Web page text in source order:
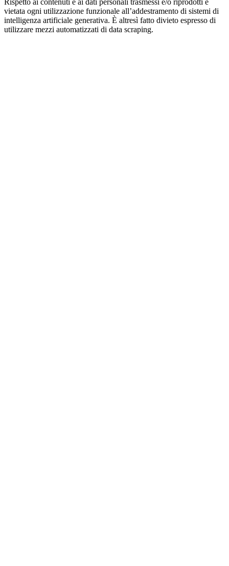
vietata ogni utilizzazione funzionale all’addestramento di sistemi di
intelligenza artificiale generativa. È altresì fatto divieto espresso di
utilizzare mezzi automatizzati di data scraping.